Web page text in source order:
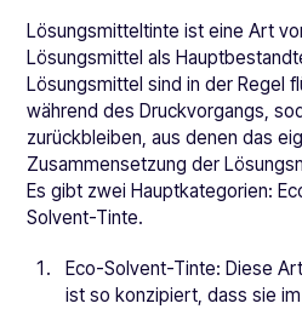
Lösungsmitteltinte ist eine Art
Lösungsmittel als
Lösungsmittel sind in der Regel
während des Druckvorgangs,
zurückbleiben, aus denen das
Zusammensetzung der
Es gibt zwei Hauptkategorien:
Solvent-Tinte.
Eco-Solvent-Tinte: Diese
ist so konzipiert, dass sie